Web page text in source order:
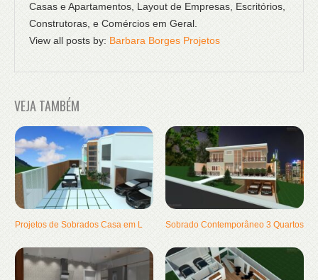
Casas e Apartamentos, Layout de Empresas, Escritórios,
Construtoras, e Comércios em Geral.
View all posts by: Barbara Borges Projetos
VEJA TAMBÉM
Projetos de Sobrados Casa em L Sobrado Contemporâneo 3 Quartos